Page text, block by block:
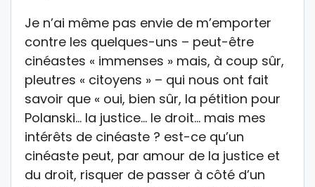
Je n’ai même pas envie de m’emporter
contre les quelques-uns – peut-être
cinéastes « immenses » mais, à coup sûr,
pleutres « citoyens » – qui nous ont fait
savoir que « oui, bien sûr, la pétition pour
Polanski… la justice… le droit… mais mes
intérêts de cinéaste ? est-ce qu’un
cinéaste peut, par amour de la justice et
du droit, risquer de passer à côté d’un